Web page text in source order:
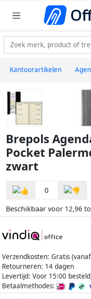
Kantoorartikelen
Brepols
Pocket
zwart
0
Beschikbaar voor 12,96
Verzendkosten: Gratis
Retourneren: 14 dagen
Levertijd: Voor 15:00
Betaalmethodes: